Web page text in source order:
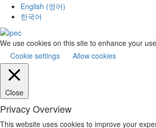
English (영어)
한국어
We use cookies on this site to enhance your
Cookie settings
Allow cookies
Close
Privacy Overview
This website uses cookies to improve your